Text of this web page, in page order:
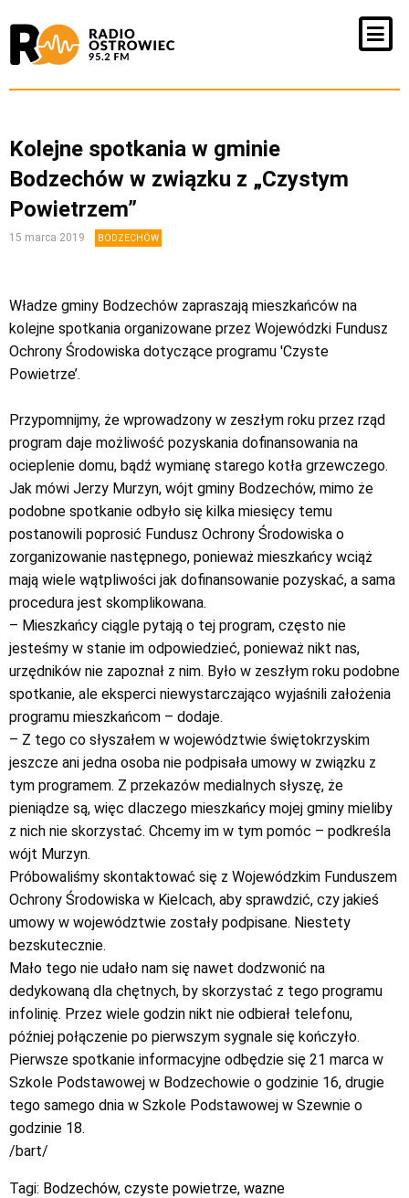
Kolejne spotkania w gminie
Bodzechów w związku z „Czystym
Powietrzem”
15 marca 2019 BODZECHÓW
Władze gminy Bodzechów zapraszają mieszkańców na
kolejne spotkania organizowane przez Wojewódzki Fundusz
Ochrony Środowiska dotyczące programu 'Czyste
Powietrze’.
Przypomnijmy, że wprowadzony w zeszłym roku przez rząd
program daje możliwość pozyskania dofinansowania na
ocieplenie domu, bądź wymianę starego kotła grzewczego.
Jak mówi Jerzy Murzyn, wójt gminy Bodzechów, mimo że
podobne spotkanie odbyło się kilka miesięcy temu
postanowili poprosić Fundusz Ochrony Środowiska o
zorganizowanie następnego, ponieważ mieszkańcy wciąż
mają wiele wątpliwości jak dofinansowanie pozyskać, a sama
procedura jest skomplikowana.
– Mieszkańcy ciągle pytają o tej program, często nie
jesteśmy w stanie im odpowiedzieć, ponieważ nikt nas,
urzędników nie zapoznał z nim. Było w zeszłym roku podobne
spotkanie, ale eksperci niewystarczająco wyjaśnili założenia
programu mieszkańcom – dodaje.
– Z tego co słyszałem w województwie świętokrzyskim
jeszcze ani jedna osoba nie podpisała umowy w związku z
tym programem. Z przekazów medialnych słyszę, że
pieniądze są, więc dlaczego mieszkańcy mojej gminy mieliby
z nich nie skorzystać. Chcemy im w tym pomóc – podkreśla
wójt Murzyn.
Próbowaliśmy skontaktować się z Wojewódzkim Funduszem
Ochrony Środowiska w Kielcach, aby sprawdzić, czy jakieś
umowy w województwie zostały podpisane. Niestety
bezskutecznie.
Mało tego nie udało nam się nawet dodzwonić na
dedykowaną dla chętnych, by skorzystać z tego programu
infolinię. Przez wiele godzin nikt nie odbierał telefonu,
później połączenie po pierwszym sygnale się kończyło.
Pierwsze spotkanie informacyjne odbędzie się 21 marca w
Szkole Podstawowej w Bodzechowie o godzinie 16, drugie
tego samego dnia w Szkole Podstawowej w Szewnie o
godzinie 18.
/bart/
Tagi: Bodzechów, czyste powietrze, wazne